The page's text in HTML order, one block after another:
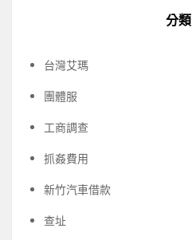
分類
台灣艾瑪
團體服
工商調查
抓姦費用
新竹汽車借款
查址